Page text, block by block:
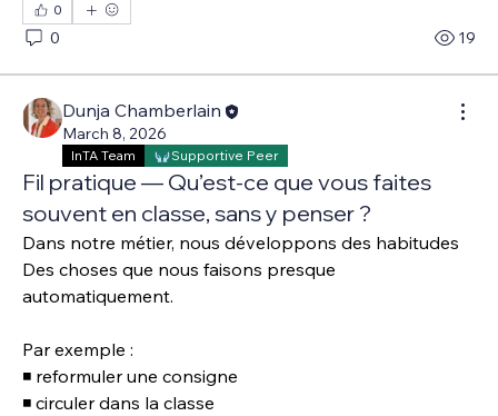
0
0 19
Dunja Chamberlain
March 8, 2026
InTA Team Supportive Peer
Fil pratique — Qu’est-ce que vous faites
souvent en classe, sans y penser ?
Dans notre métier, nous développons des habitudes
Des choses que nous faisons presque
automatiquement.
Par exemple :
◾ reformuler une consigne
◾ circuler dans la classe